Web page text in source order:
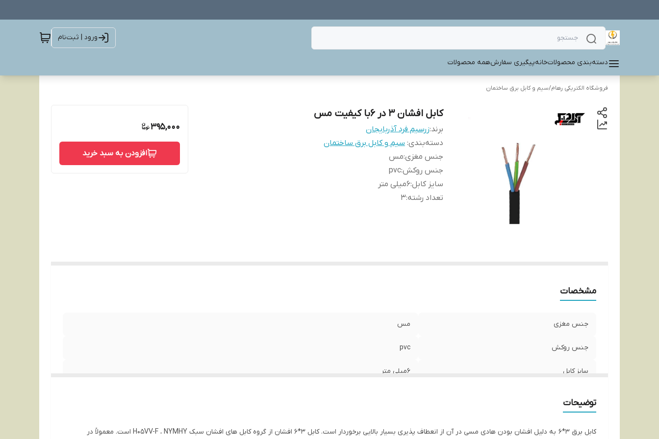
ورود | ثبت‌نام
دسته‌بندی محصولاتخانهپیگیری سفارشهمه محصولات
فروشگاه الکتریکی رهام/سیم و کابل برق ساختمان
کابل افشان 3 در 6با کیفیت مس
برند:زرسیم فرد آذربایجان
دسته‌بندی: سیم و کابل برق ساختمان
جنس مغزی:مس
جنس روکش:
pvc
سایز کابل:6میلی متر
تعداد رشته:
3
395,000
افزودن به سبد خرید
مشخصات
جنس مغزی مس
جنس روکش pvc
سایز کابل 6میلی متر
توضیحات
کابل برق 3*6 به دلیل افشان بودن هادی مسی در آن از انعطاف پذیری بسیار بالایی برخوردار است. کابل 3*6 افشان از گروه کابل های افشان سبک H05VV-F ، NYMHY است. معمولاً در